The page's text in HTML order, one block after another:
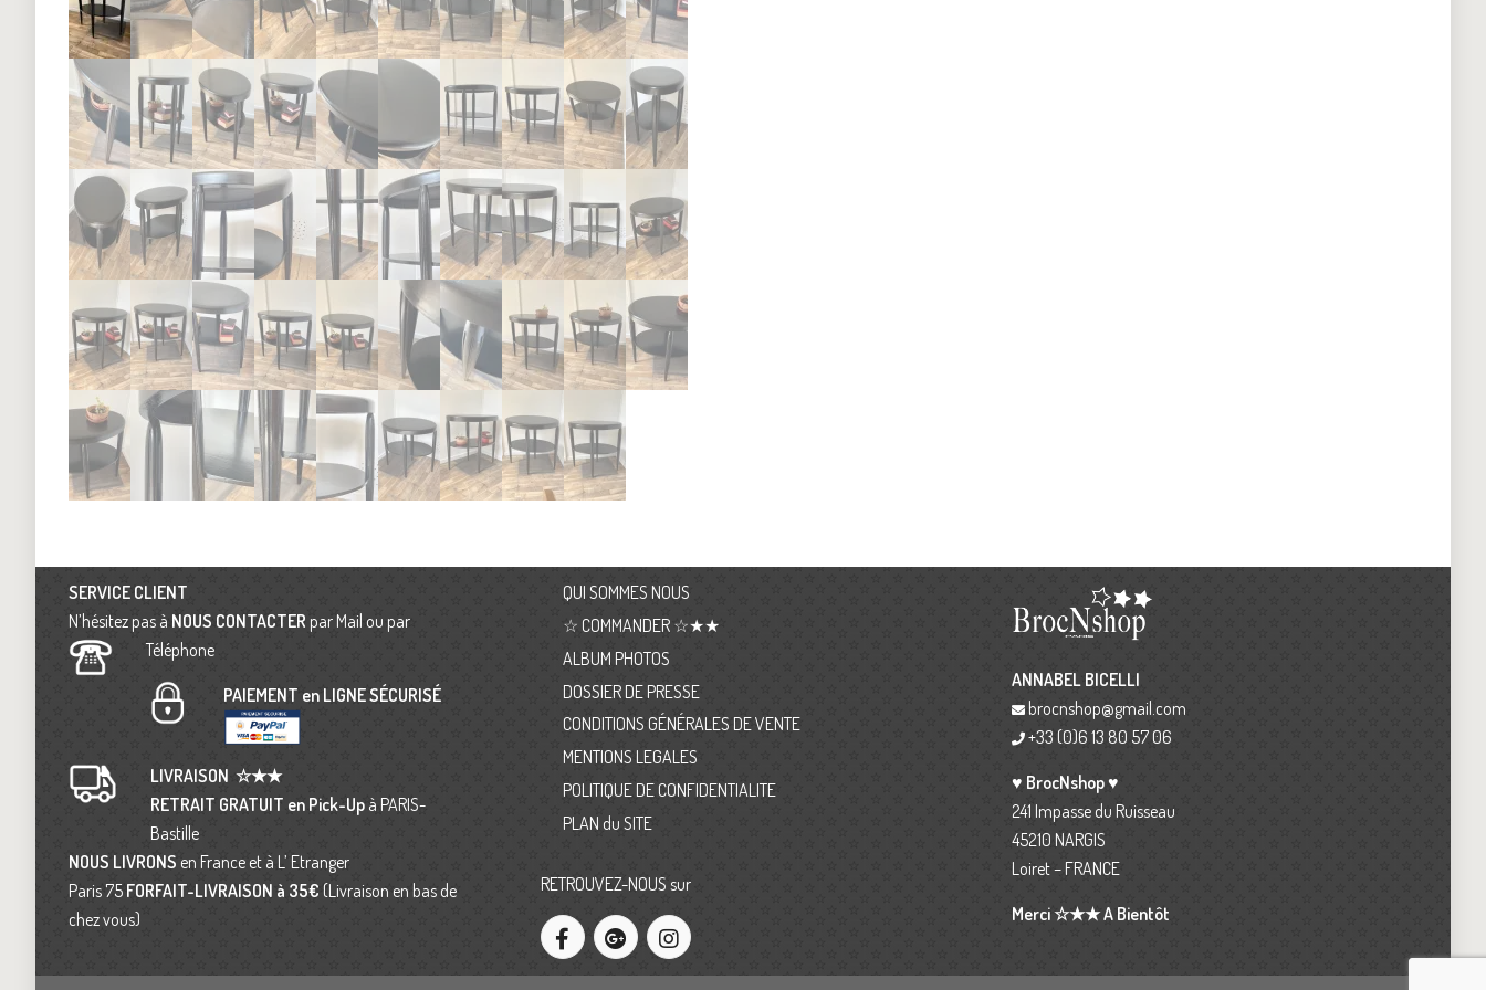
SERVICE CLIENT
N’hésitez pas à NOUS CONTACTER par Mail ou par
Téléphone
PAIEMENT en LIGNE SÉCURISÉ
LIVRAISON ☆★★
RETRAIT GRATUIT en Pick-Up à PARIS-
Bastille
NOUS LIVRONS en France et à L’ Etranger
Paris 75 FORFAIT-LIVRAISON à 35€ (Livraison en bas de
chez vous)
QUI SOMMES NOUS
☆ COMMANDER ☆★★
ALBUM PHOTOS
DOSSIER DE PRESSE
CONDITIONS GÉNÉRALES DE VENTE
MENTIONS LEGALES
POLITIQUE DE CONFIDENTIALITE
PLAN du SITE
RETROUVEZ-NOUS sur
ANNABEL BICELLI
brocnshop@gmail.com
+33 (0)6 13 80 57 06
♥ BrocNshop ♥
241 Impasse du Ruisseau
45210 NARGIS
Loiret – FRANCE
Merci ☆★★ A Bientôt